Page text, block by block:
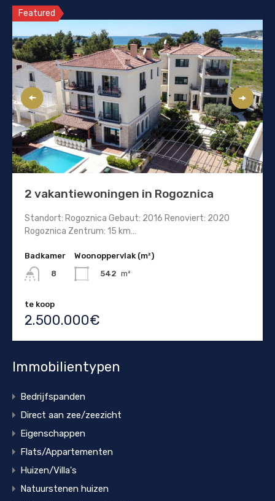
Featured
2 vakantiewoningen in Rogoznica
Standort: Rogoznica Gebaut: 2016 Renoviert: 2020
Rogoznica Zentrum: 15 km…
Badkamer
8
Woonoppervlak (m²)
542 m²
te koop
2.500.000€
Immobilientypen
Bedrijfspanden
Direct aan zee/zeezicht
Eigenschappen
Flats/Appartementen
Huizen/Villa's
Natuurstenen huizen